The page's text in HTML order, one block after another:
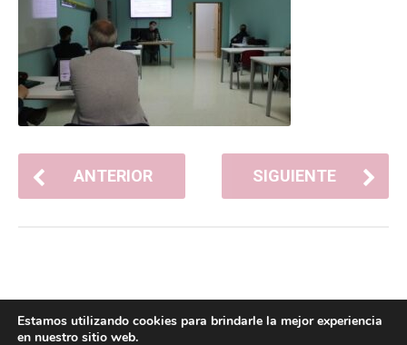
ANTERIOR SIGUIENTE
Estamos utilizando cookies para brindarle la mejor experiencia
en nuestro sitio web.